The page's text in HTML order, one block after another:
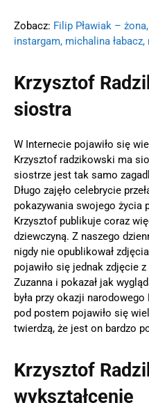
Zobacz: Filip Pławiak –
instargam, michalina
Krzysztof
siostra
W Internecie pojawiło się
Krzysztof radzikowski ma
siostrze jest tak samo
Długo zajęło celebrycie
pokazywania swojego życia
Krzysztof publikuje coraz
dziewczyną. Z naszego
nigdy nie opublikował
pojawiło się jednak zdjęcie
Zuzanna i pokazał jak
była przy okazji
pod postem pojawiło się
twierdzą, że jest on bardzo
Krzysztof
wykształcenie